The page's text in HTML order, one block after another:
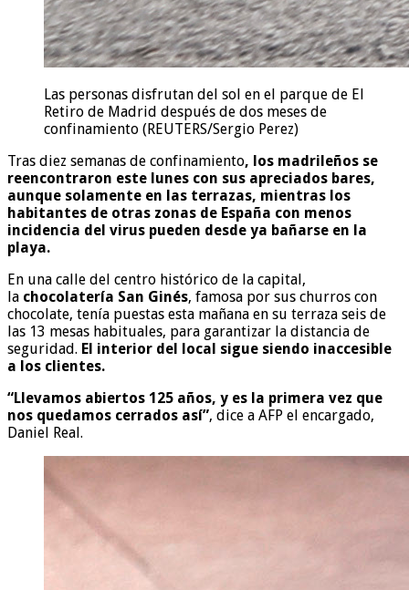
Las personas disfrutan del sol en el parque de El
Retiro de Madrid después de dos meses de
confinamiento (REUTERS/Sergio Perez)
Tras diez semanas de confinamiento, los madrileños se
reencontraron este lunes con sus apreciados bares,
aunque solamente en las terrazas, mientras los
habitantes de otras zonas de España con menos
incidencia del virus pueden desde ya bañarse en la
playa.
En una calle del centro histórico de la capital,
la chocolatería San Ginés, famosa por sus churros con
chocolate, tenía puestas esta mañana en su terraza seis de
las 13 mesas habituales, para garantizar la distancia de
seguridad. El interior del local sigue siendo inaccesible
a los clientes.
“Llevamos abiertos 125 años, y es la primera vez que
nos quedamos cerrados así”, dice a AFP el encargado,
Daniel Real.